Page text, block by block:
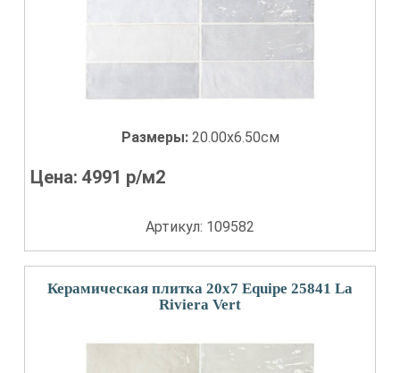
Размеры: 20.00x6.50см
Цена:4991 р/м2
Артикул: 109582
Керамическая плитка 20x7 Equipe 25841 La
Riviera Vert